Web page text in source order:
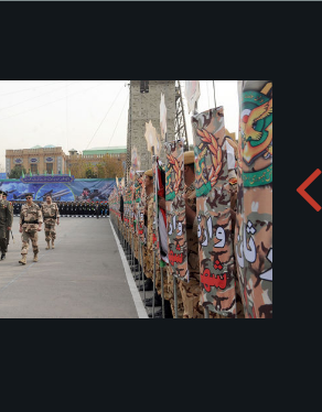
hərbi akademiyalarının
iştirak etdi
Albomu yüklə: